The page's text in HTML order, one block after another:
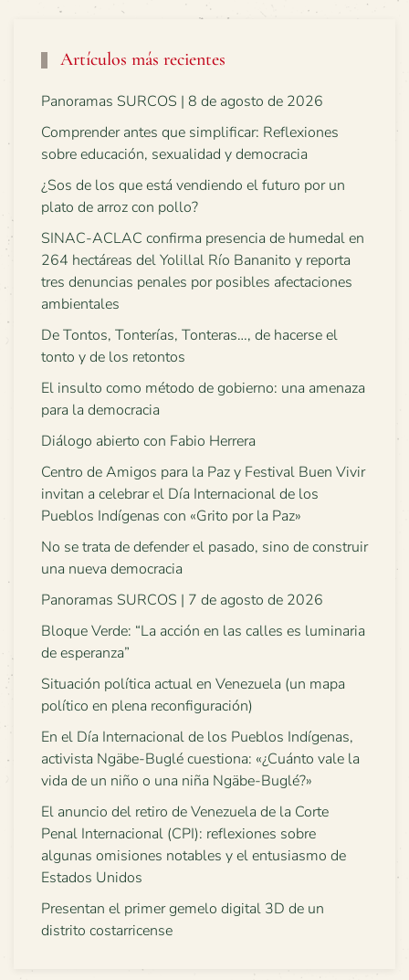
Artículos más recientes
Panoramas SURCOS | 8 de agosto de 2026
Comprender antes que simplificar: Reflexiones
sobre educación, sexualidad y democracia
¿Sos de los que está vendiendo el futuro por un
plato de arroz con pollo?
SINAC-ACLAC confirma presencia de humedal en
264 hectáreas del Yolillal Río Bananito y reporta
tres denuncias penales por posibles afectaciones
ambientales
De Tontos, Tonterías, Tonteras…, de hacerse el
tonto y de los retontos
El insulto como método de gobierno: una amenaza
para la democracia
Diálogo abierto con Fabio Herrera
Centro de Amigos para la Paz y Festival Buen Vivir
invitan a celebrar el Día Internacional de los
Pueblos Indígenas con «Grito por la Paz»
No se trata de defender el pasado, sino de construir
una nueva democracia
Panoramas SURCOS | 7 de agosto de 2026
Bloque Verde: “La acción en las calles es luminaria
de esperanza”
Situación política actual en Venezuela (un mapa
político en plena reconfiguración)
En el Día Internacional de los Pueblos Indígenas,
activista Ngäbe-Buglé cuestiona: «¿Cuánto vale la
vida de un niño o una niña Ngäbe-Buglé?»
El anuncio del retiro de Venezuela de la Corte
Penal Internacional (CPI): reflexiones sobre
algunas omisiones notables y el entusiasmo de
Estados Unidos
Presentan el primer gemelo digital 3D de un
distrito costarricense